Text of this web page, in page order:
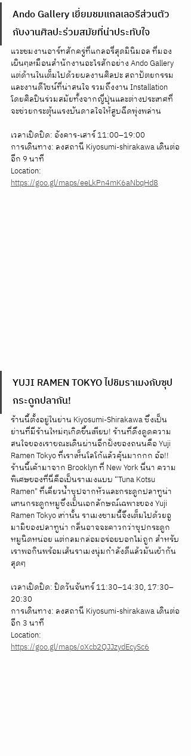
Ando Gallery เยี่ยมชมแกลเลอรีส่วนตัว
กับงานศิลปะร่วมสมัยที่น่าประทับใจ
แวะชมงานอาร์ทสักครู่ที่แกลอรี่สุดมินิมอล ที่มอง
เผินๆเหมือนสำนักงานอะไรสักอย่าง Ando Gallery
แต่ด้านในเต็มไปด้วยผลงานศิลปะ สถาปัตยกรรม
และงานดีไซน์ที่น่าสนใจ รวมถึงงาน Installation
โดยศิลปินร่วมสมัยทั้งจากญี่ปุ่นและต่างประเทศที่
จะช่วยกระตุ้นแรงบันดาลใจให้สูบฉีดพุ่งพล่าน
เวลาเปิดปิด: อังคาร-เสาร์ 11:00–19:00
การเดินทาง: ลงสถานี Kiyosumi-shirakawa เดินต่อ
อีก 9 นาที
Location:
https://goo.gl/maps/eeLkPn4mK6aNbqHd8
YUJI RAMEN TOKYO ไปชิมราเมงกับซุป
กระดูกปลากัน!
ร้านนี้ตั้งอยู่ในย่าน Kiyosumi-Shirakawa ซึ่งเป็น
ย่านที่มีร้านใหม่ๆเกิดขึ้นเพียบ! ร้านที่ดึงดูดความ
สนใจของเราขณะเดินผ่านอีกฝั่งของถนนคือ Yuji
Ramen Tokyo ที่เราเห็นโลโก้แล้วคุ้นมากกก อ้อ!!
ร้านนี้เค้ามาจาก Brooklyn ที่ New York นี่นา ความ
พิเศษของที่นี่คือเป็นราเมงแบบ “Tuna Kotsu
Ramen" ที่เคี่ยวน้ำซุปจากหัวและกระดูกปลาทูน่า
แทนกระดูกหมูซึ่งเป็นเอกลักษณ์เฉพาะของ Yuji
Ramen Tokyo เท่านั้น ราเมงชามนี้จึงเต็มไปด้วยอู
มามิของปลาทูน่า กลิ่นอาจจะคาวกว่าซุปกระดูก
หมูนิดหน่อย แต่กลมกล่อมอร่อยบอกไม่ถูก สำหรับ
เราพอกินพร้อมเส้นราเมงนุ่มกำลังดีแล้วมันเข้ากัน
สุดๆ
เวลาเปิดปิด: ปิดวันจันทร์ 11:30–14:30, 17:30–
20:30
การเดินทาง: ลงสถานี Kiyosumi-shirakawa เดินต่อ
อีก 3 นาที
Location:
https://goo.gl/maps/oXcb2QJJzydEcySc6